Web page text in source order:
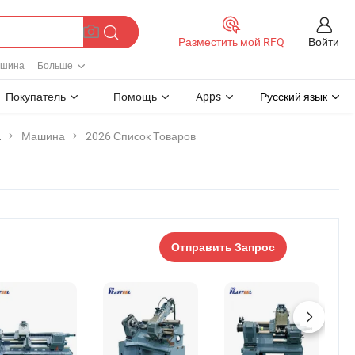
Больше
Разместить мой RFQ Войти
Покупатель Помощь Apps Русский язык
Машина 2026 Список Товаров
Отправить Запрос